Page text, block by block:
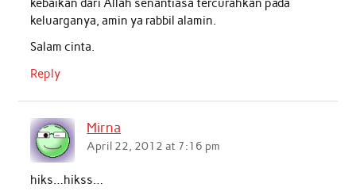
kebaikan dari Allah senantiasa tercurahkan pada
keluarganya, amin ya rabbil alamin.
Salam cinta.
Reply
Mirna
April 22, 2012 at 7:16 pm
hiks…hikss…